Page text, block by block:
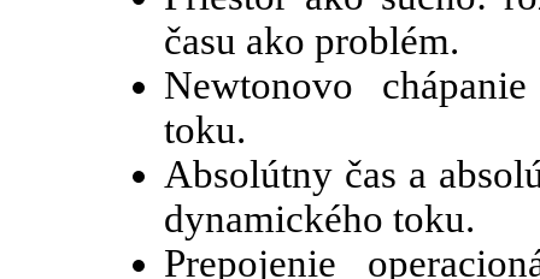
času ako problém.
Newtonovo
toku.
Absolútny čas a
dynamického toku.
Prepojenie